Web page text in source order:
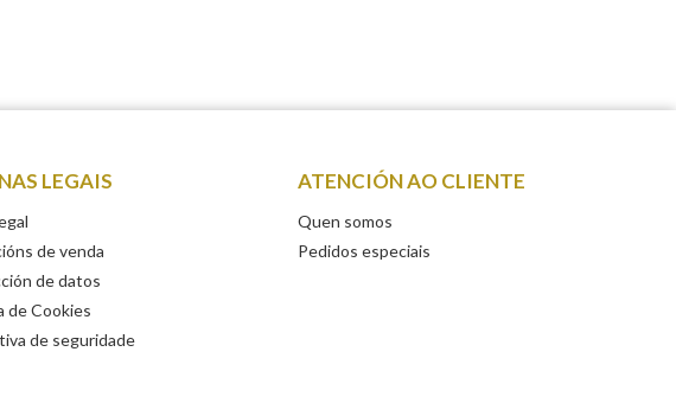
LEGAIS
de venda
de datos
de Cookies
de seguridade
ATENCIÓN AO CLIENTE
Quen somos
Pedidos especiais